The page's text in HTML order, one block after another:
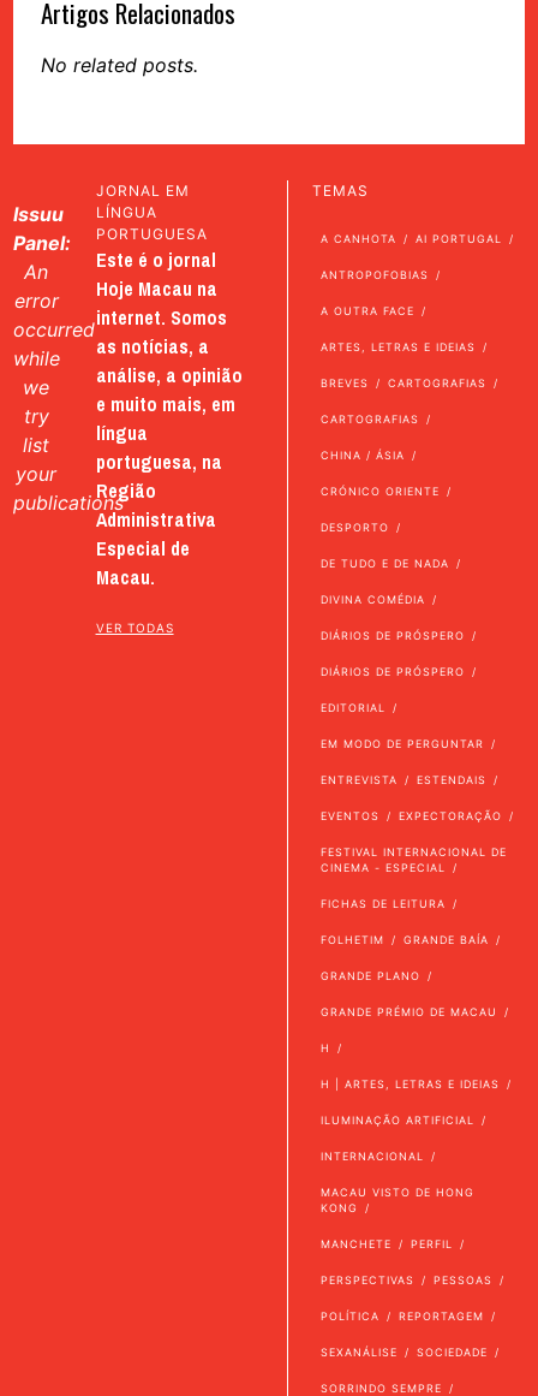
Artigos Relacionados
No related posts.
Issuu
Panel:
An
error
occurred
while
we
try
list
your
publications
JORNAL EM
LÍNGUA
PORTUGUESA
Este é o jornal
Hoje Macau na
internet. Somos
as notícias, a
análise, a opinião
e muito mais, em
língua
portuguesa, na
Região
Administrativa
Especial de
Macau.
VER TODAS
TEMAS
A CANHOTA AI PORTUGAL
ANTROPOFOBIAS
A OUTRA FACE
ARTES, LETRAS E IDEIAS
BREVES CARTOGRAFIAS
CARTOGRAFIAS
CHINA / ÁSIA
CRÓNICO ORIENTE
DESPORTO
DE TUDO E DE NADA
DIVINA COMÉDIA
DIÁRIOS DE PRÓSPERO
DIÁRIOS DE PRÓSPERO
EDITORIAL
EM MODO DE PERGUNTAR
ENTREVISTA ESTENDAIS
EVENTOS EXPECTORAÇÃO
FESTIVAL INTERNACIONAL DE
CINEMA - ESPECIAL
FICHAS DE LEITURA
FOLHETIM GRANDE BAÍA
GRANDE PLANO
GRANDE PRÉMIO DE MACAU
H
H | ARTES, LETRAS E IDEIAS
ILUMINAÇÃO ARTIFICIAL
INTERNACIONAL
MACAU VISTO DE HONG
KONG
MANCHETE PERFIL
PERSPECTIVAS PESSOAS
POLÍTICA REPORTAGEM
SEXANÁLISE SOCIEDADE
SORRINDO SEMPRE